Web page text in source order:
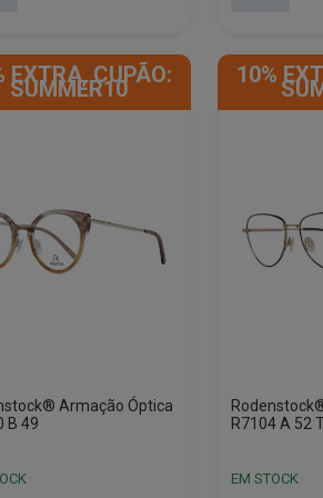
EXTRA, CUPÃO:
SUMMER10
Armação Óptica
B 49
10%
R7104 A 52
EM STOCK